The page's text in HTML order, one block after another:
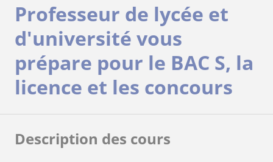
Professeur de lycée et
d'université vous
prépare pour le BAC S, la
licence et les concours
Description des cours